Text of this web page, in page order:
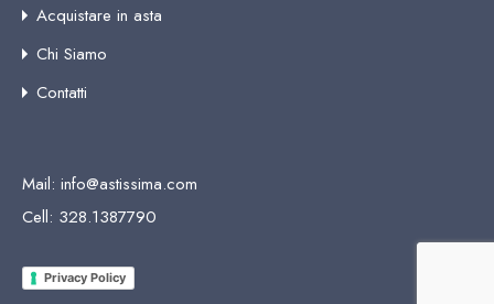
Acquistare in asta
Chi Siamo
Contatti
Mail: info@astissima.com
Cell: 328.1387790
Privacy Policy